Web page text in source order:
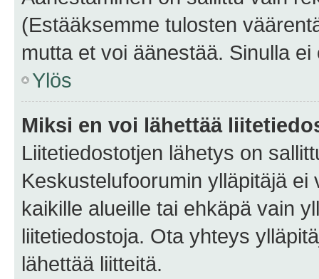
(Estääksemme tulosten
mutta et voi äänestää. Sinulla
Ylös
Miksi en voi lähettää
Liitetiedostotjen lähetys on
Keskustelufoorumin ylläpitäjä
kaikille alueille tai ehkäpä vain
liitetiedostoja. Ota yhteys
lähettää liitteitä.